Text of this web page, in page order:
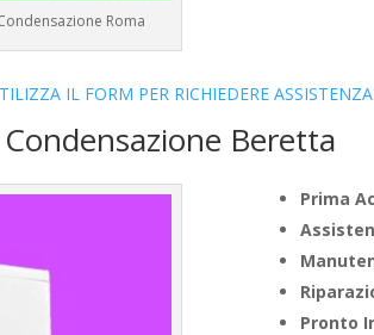
Roma
IL FORM PER RICHIEDERE
Beretta
Prima
Pronto